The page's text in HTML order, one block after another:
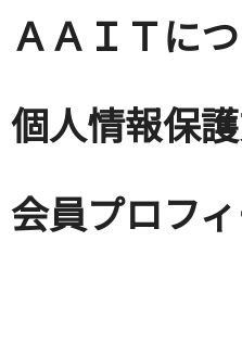
ＡＡＩＴに
個人情報保
会員プロフ